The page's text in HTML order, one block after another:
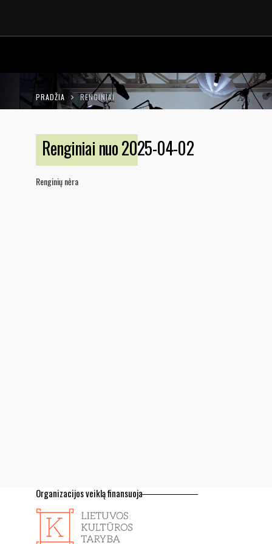
LT EN
PRADŽIA RENGINIAI
Renginiai nuo 2025-04-02
Renginių nėra
Organizacijos veiklą finansuoja